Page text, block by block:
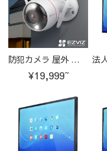
防犯カメラ 屋外 ワイヤレス 家庭用 有線 wifi 監視カメラ
¥19,999~